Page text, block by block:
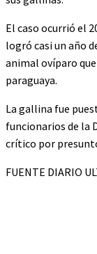
El caso ocurrió el
logró casi un año
animal ovíparo
paraguaya.
La gallina fue
funcionarios de la
crítico por
FUENTE DIARIO